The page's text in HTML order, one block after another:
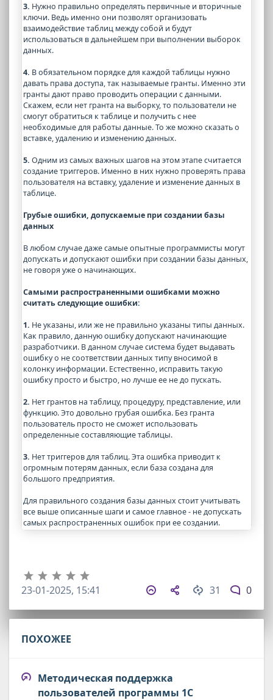
3. Нужно правильно определять первичные и вторичные
ключи. Ведь именно они позволят организовать
взаимодействие таблиц между собой и будут
использоваться в дальнейшем при выполнении выборок
данных.
4. В обязательном порядке для каждой таблицы нужно
давать права доступа, так называемые гранты. Именно эти
гранты дают право проводить операции с данными.
Скажем, если нет гранта на выборку, то пользователи не
смогут обратиться к таблице и получить с нее
необходимые для работы данные. То же можно сказать о
вставке, удалению и изменению данных.
5. Одним из самых важных шагов на этом этапе считается
создание триггеров. Именно в них нужно проверять права
пользователя на вставку, удаление и изменение данных в
таблице.
Грубые ошибки, допускаемые при создании базы
данных
В любом случае даже самые опытные программисты могут
допускать и допускают ошибки при создании базы данных,
не говоря уже о начинающих.
Самыми распространенными ошибками можно
считать следующие ошибки:
1. Не указаны, или же не правильно указаны типы данных.
Как правило, данную ошибку допускают начинающие
разработчики. В данном случае система будет выдавать
ошибку о не соответствии данных типу вносимой в
колонку информации. Естественно, исправить такую
ошибку просто и быстро, но лучше ее не до пускать.
2. Нет грантов на таблицу, процедуру, представление, или
функцию. Это довольно грубая ошибка. Без гранта
пользователь просто не сможет использовать
определенные составляющие таблицы.
3. Нет триггеров для таблиц. Эта ошибка приводит к
огромным потерям данных, если база создана для
большого предприятия.
Для правильного создания базы данных стоит учитывать
все выше описанные шаги и самое главное - не допускать
самых распространенных ошибок при ее создании.
31 0
23-01-2025, 15:41
ПОХОЖЕЕ
Методическая поддержка
пользователей программы 1С